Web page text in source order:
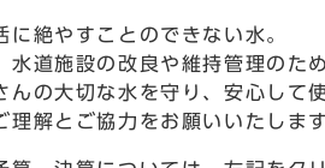
に絶やすことのできない水。
水道施設の改良や維持管理のた
んの大切な水を守り、安心して
理解とご協力をお願いいたします